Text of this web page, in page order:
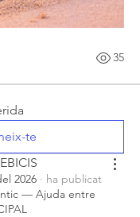
35
te
2026 · ha publicat
— Ajuda entre